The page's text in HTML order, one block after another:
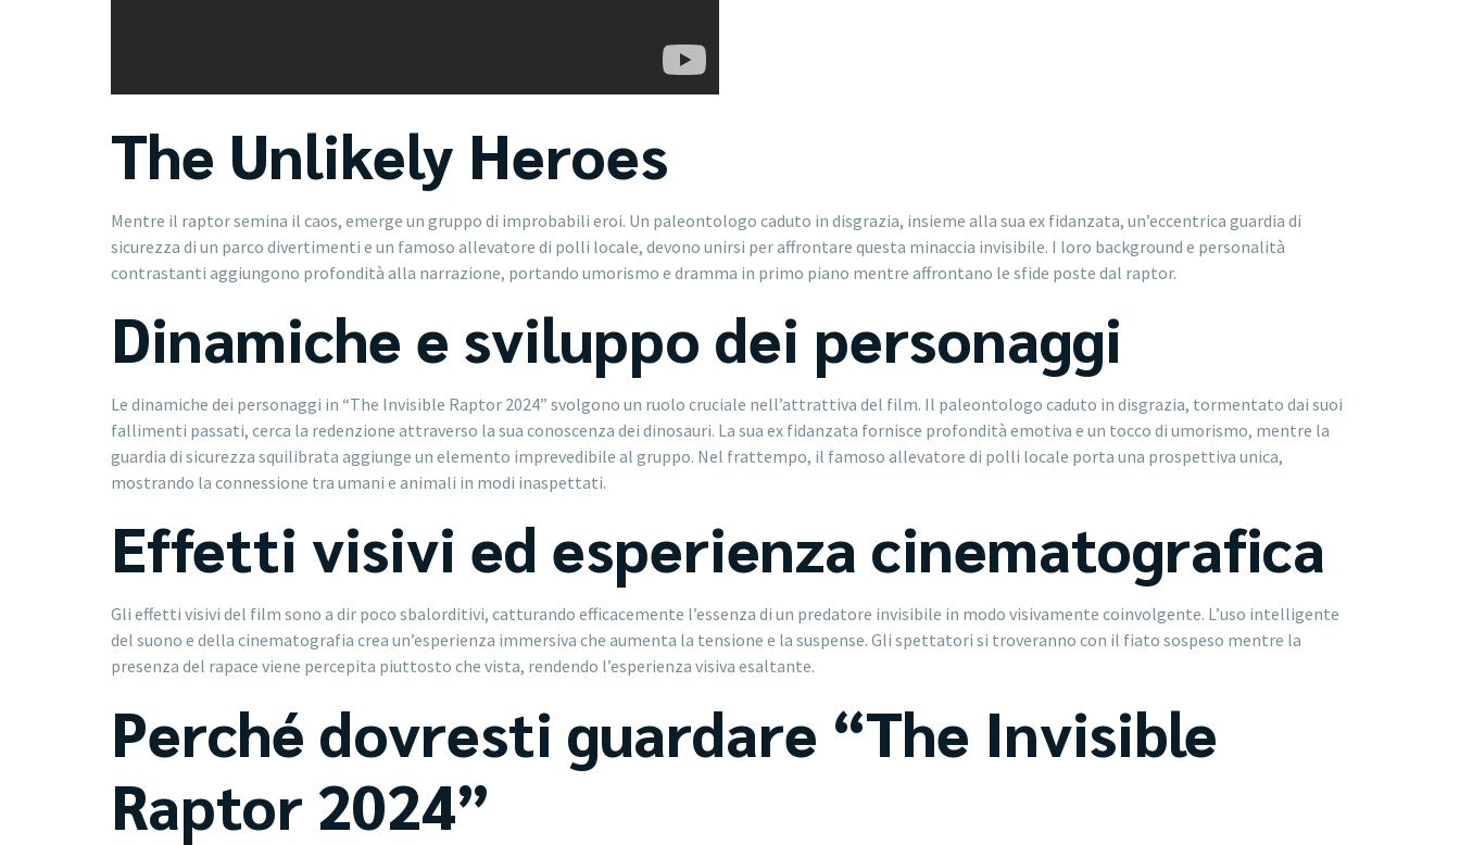
The Unlikely Heroes
Mentre il raptor semina il caos, emerge un gruppo di improbabili eroi. Un paleontologo caduto in disgrazia, insieme alla sua ex fidanzata, un’eccentrica guardia di
sicurezza di un parco divertimenti e un famoso allevatore di polli locale, devono unirsi per affrontare questa minaccia invisibile. I loro background e personalità
contrastanti aggiungono profondità alla narrazione, portando umorismo e dramma in primo piano mentre affrontano le sfide poste dal raptor.
Dinamiche e sviluppo dei personaggi
Le dinamiche dei personaggi in “The Invisible Raptor 2024” svolgono un ruolo cruciale nell’attrattiva del film. Il paleontologo caduto in disgrazia, tormentato dai suoi
fallimenti passati, cerca la redenzione attraverso la sua conoscenza dei dinosauri. La sua ex fidanzata fornisce profondità emotiva e un tocco di umorismo, mentre la
guardia di sicurezza squilibrata aggiunge un elemento imprevedibile al gruppo. Nel frattempo, il famoso allevatore di polli locale porta una prospettiva unica,
mostrando la connessione tra umani e animali in modi inaspettati.
Effetti visivi ed esperienza cinematografica
Gli effetti visivi del film sono a dir poco sbalorditivi, catturando efficacemente l’essenza di un predatore invisibile in modo visivamente coinvolgente. L’uso intelligente
del suono e della cinematografia crea un’esperienza immersiva che aumenta la tensione e la suspense. Gli spettatori si troveranno con il fiato sospeso mentre la
presenza del rapace viene percepita piuttosto che vista, rendendo l’esperienza visiva esaltante.
Perché dovresti guardare “The Invisible
Raptor 2024”